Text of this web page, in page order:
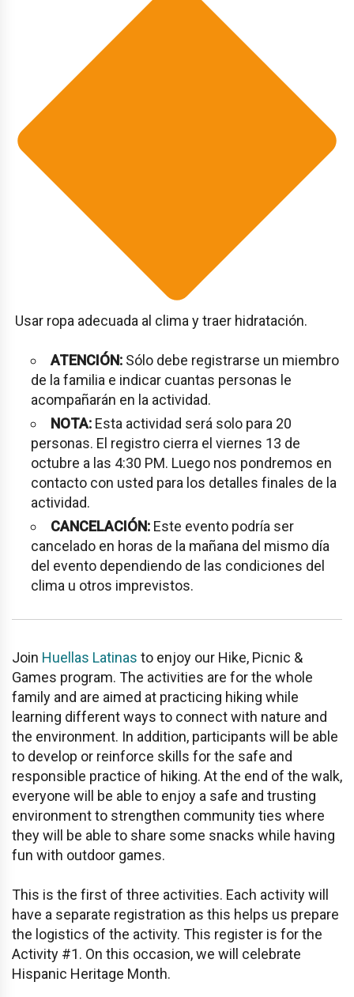
Usar ropa adecuada al clima y traer hidratación.
ATENCIÓN: Sólo debe registrarse un miembro
de la familia e indicar cuantas personas le
acompañarán en la actividad.
NOTA: Esta actividad será solo para 20
personas. El registro cierra el viernes 13 de
octubre a las 4:30 PM. Luego nos pondremos en
contacto con usted para los detalles finales de la
actividad.
CANCELACIÓN: Este evento podría ser
cancelado en horas de la mañana del mismo día
del evento dependiendo de las condiciones del
clima u otros imprevistos.
Join Huellas Latinas to enjoy our Hike, Picnic &
Games program. The activities are for the whole
family and are aimed at practicing hiking while
learning different ways to connect with nature and
the environment. In addition, participants will be able
to develop or reinforce skills for the safe and
responsible practice of hiking. At the end of the walk,
everyone will be able to enjoy a safe and trusting
environment to strengthen community ties where
they will be able to share some snacks while having
fun with outdoor games.
This is the first of three activities. Each activity will
have a separate registration as this helps us prepare
the logistics of the activity. This register is for the
Activity #1. On this occasion, we will celebrate
Hispanic Heritage Month.